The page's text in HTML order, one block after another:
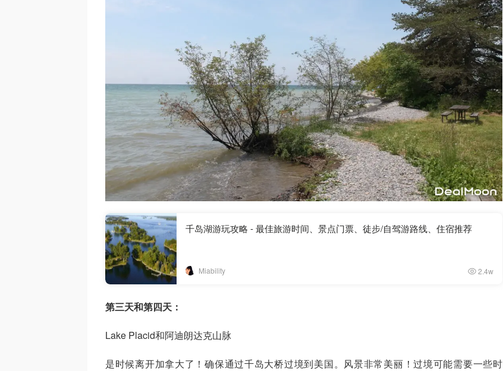
千岛湖游玩攻略 - 最佳旅游时间、景点门票、徒步/自驾游路线、住宿推荐
Miability 2.4w
第三天和第四天：
Lake Placid和阿迪朗达克山脉
是时候离开加拿大了！确保通过千岛大桥过境到美国。风景非常美丽！过境可能需要一些时